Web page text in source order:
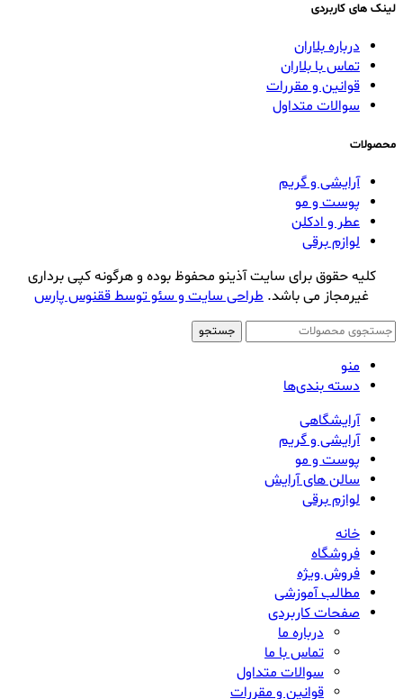
لینک های کاربردی
درباره بلاران
تماس با بلاران
قوانین و مقررات
سوالات متداول
محصولات
آرایشی و گریم
پوست و مو
عطر و ادکلن
لوازم برقی
کلیه حقوق برای سایت آذینو محفوظ بوده و هرگونه کپی برداری
غیرمجاز می باشد. طراحی سایت و سئو توسط ققنوس پارس
جستجو
منو
دسته بندی‌ها
آرایشگاهی
آرایشی و گریم
پوست و مو
سالن های آرایش
لوازم برقی
خانه
فروشگاه
فروش ویژه
مطالب آموزشی
صفحات کاربردی
درباره ما
تماس با ما
سوالات متداول
قوانین و مقررات